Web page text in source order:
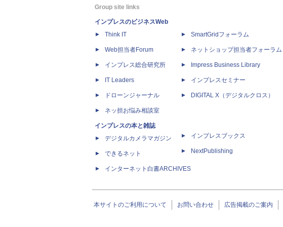
Group site links
インプレスのビジネスWeb
Think IT
Web担当者Forum
インプレス総合研究所
IT Leaders
ドローンジャーナル
ネッ担お悩み相談室
インプレスの本と雑誌
デジタルカメラマガジン
できるネット
インターネット白書ARCHIVES
SmartGridフォーラム
ネットショップ担当者フォーラム
Impress Business Library
インプレスセミナー
DIGITAL X（デジタルクロス）
インプレスブックス
NextPublishing
本サイトのご利用について お問い合わせ 広告掲載のご案内